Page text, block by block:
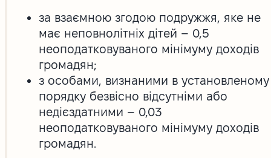
за взаємною згодою подружжя, яке не
має неповнолітніх дітей – 0,5
неоподатковуваного мінімуму доходів
громадян;
з особами, визнаними в установленому
порядку безвісно відсутніми або
недієздатними – 0,03
неоподатковуваного мінімуму доходів
громадян.